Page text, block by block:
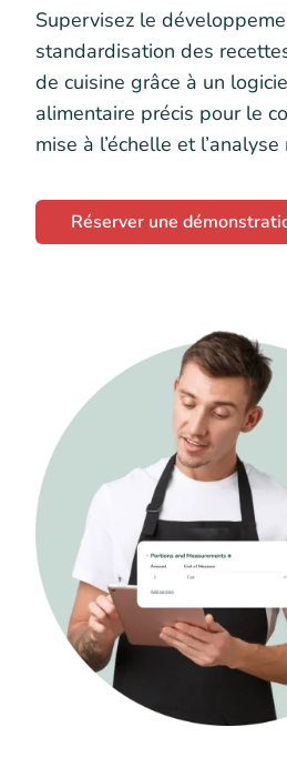
Supervisez le
standardisation des
de cuisine grâce à un
alimentaire précis pour le
mise à l’échelle et
Réserver une